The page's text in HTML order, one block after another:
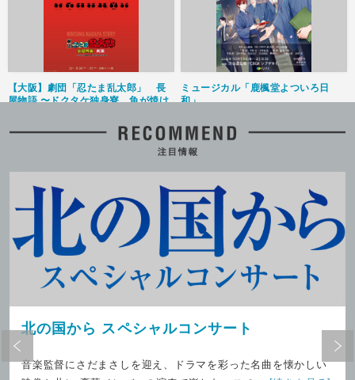
【大阪】劇団「忍たま乱太郎」 長
屋物語 〜ドクタケ独身寮、魚が焼け
ミュージカル「鹿楓堂よついろ日
和」
ＣＢＧＫシブゲキ!!
舞台『キュー』
2026.8.1(土)発売
東京芸術劇場 プレイハウス
舞台「カインとアベル」～兄弟寓話
コレクション第一弾～『平家！兄
弟』
ＣＢＧＫシブゲキ!!
北の国から スペシャルコンサート
音楽監督にさだまさしを迎え、ドラマを彩った名曲を懐かしい